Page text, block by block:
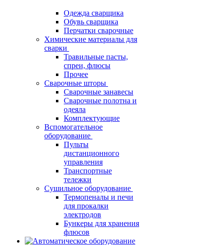
Одежда сварщика
Обувь сварщика
Перчатки сварочные
Химические материалы для
сварки
Травильные пасты,
спреи, флюсы
Прочее
Сварочные шторы
Сварочные занавесы
Сварочные полотна и
одеяла
Комплектующие
Вспомогательное
оборудование
Пульты
дистанционного
управления
Транспортные
тележки
Сушильное оборудование
Термопеналы и печи
для прокалки
электродов
Бункеры для хранения
флюсов